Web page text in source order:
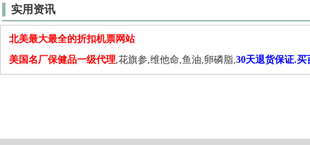
实用资讯
北美最大最全的折扣机票网站
美国名厂保健品一级代理,花旗参,维他命,鱼油,卵磷脂,30天退货保证.买